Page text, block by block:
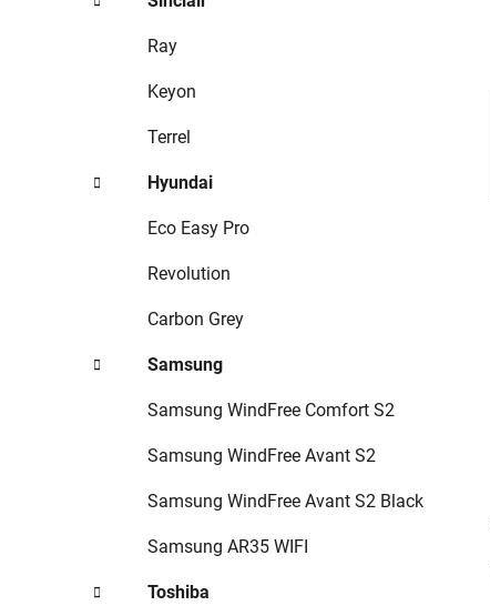
p
Ray
Keyon
Terrel
Hyundai
Eco Easy Pro
Revolution
Carbon Grey
Samsung
Samsung WindFree Comfort S2
Samsung WindFree Avant S2
Samsung WindFree Avant S2 Black
Samsung AR35 WIFI
Toshiba